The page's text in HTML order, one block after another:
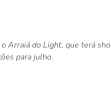
Arraiá do Light, que terá
para julho.